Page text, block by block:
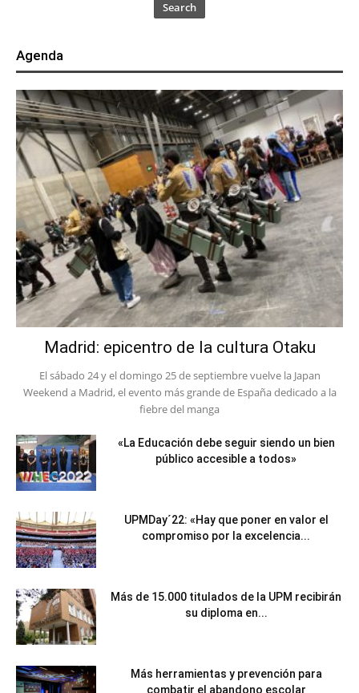
Search
Agenda
Madrid: epicentro de la cultura Otaku
El sábado 24 y el domingo 25 de septiembre vuelve la Japan
Weekend a Madrid, el evento más grande de España dedicado a la
fiebre del manga
«La Educación debe seguir siendo un bien
público accesible a todos»
UPMDay´22: «Hay que poner en valor el
compromiso por la excelencia...
Más de 15.000 titulados de la UPM recibirán
su diploma en...
Más herramientas y prevención para
combatir el abandono escolar